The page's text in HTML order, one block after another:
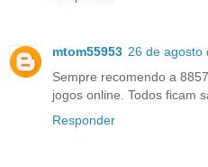
mtom55953 26 de agosto
Sempre recomendo a
jogos online. Todos ficam
Responder